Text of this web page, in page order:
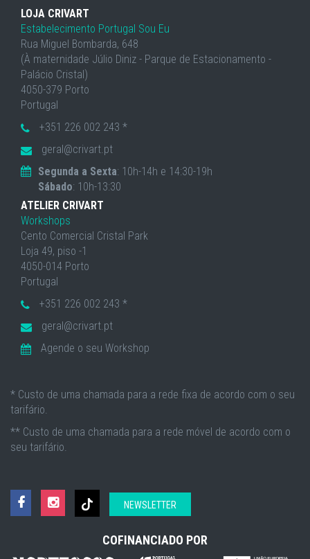
LOJA CRIVART
Estabelecimento Portugal Sou Eu
Rua Miguel Bombarda, 648
(À maternidade Júlio Diniz - Parque de Estacionamento -
Palácio Cristal)
4050-379 Porto
Portugal
+351 226 002 243 *
geral@crivart.pt
Segunda a Sexta: 10h-14h e 14:30-19h
Sábado: 10h-13:30
ATELIER CRIVART
Workshops
Cento Comercial Cristal Park
Loja 49, piso -1
4050-014 Porto
Portugal
+351 226 002 243 *
geral@crivart.pt
Agende o seu Workshop
* Custo de uma chamada para a rede fixa de acordo com o seu
tarifário.
** Custo de uma chamada para a rede móvel de acordo com o
seu tarifário.
NEWSLETTER
COFINANCIADO POR